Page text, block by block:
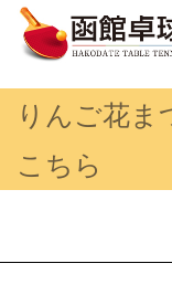
りんご花ま
こちら